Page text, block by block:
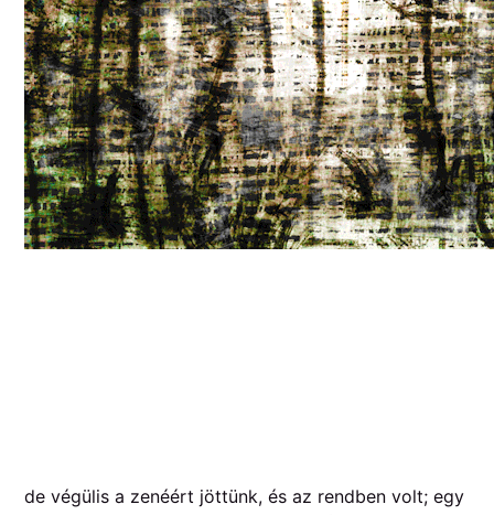
de végülis a zenéért jöttünk, és az rendben volt; egy